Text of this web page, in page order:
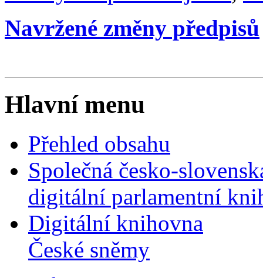
Navržené změny předpisů
Hlavní menu
Přehled obsahu
Společná česko-
digitální parlamentní
Digitální knihovna
České sněmy